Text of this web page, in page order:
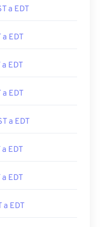
a EDT
a EDT
a EDT
a EDT
a EDT
a EDT
a EDT
a EDT